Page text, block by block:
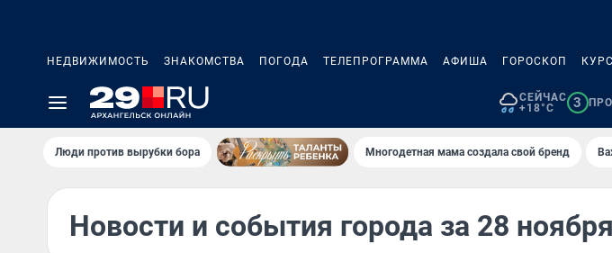
НЕДВИЖИМОСТЬ ЗНАКОМСТВА ПОГОДА ТЕЛЕПРОГРАММА АФИША ГОРОСКОП
СЕЙЧАС
+18°C
3
Люди против вырубки бора Многодетная мама создала свой бренд
Новости и события города за 28